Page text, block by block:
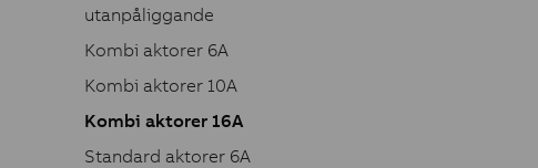
utanpåliggande
Kombi aktorer 6A
Kombi aktorer 10A
Kombi aktorer 16A
Standard aktorer 6A